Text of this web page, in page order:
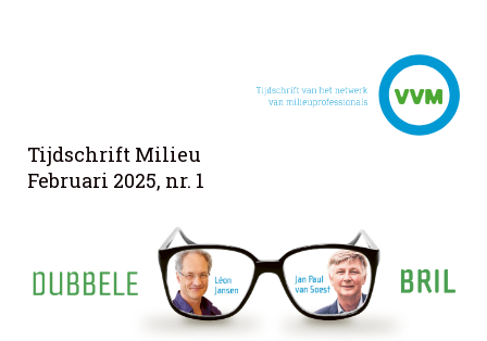
Tijdschrift Milieu
Februari 2025, nr. 1